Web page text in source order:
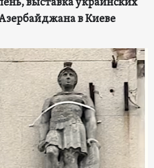
в Киеве